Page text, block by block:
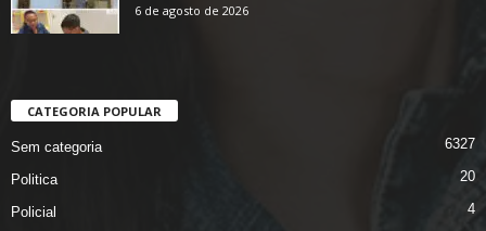
6 de agosto de 2026
CATEGORIA POPULAR
Sem categoria 6327
Politica 20
Policial 4